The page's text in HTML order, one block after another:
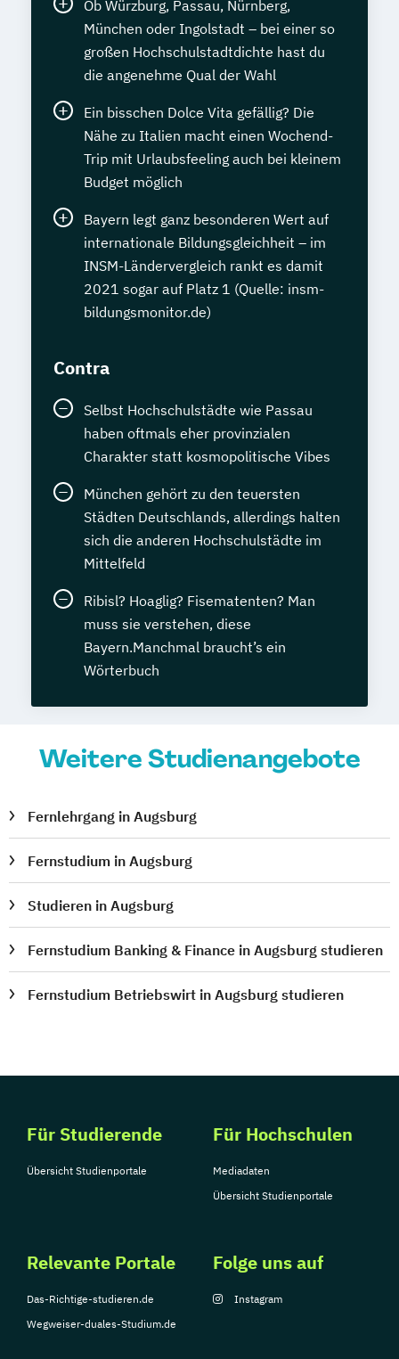
Veterinärakupunktur für Kleintiere und
Veterinärakupunktur für Pferde
Ob Würzburg, Passau, Nürnberg,
München oder Ingolstadt – bei einer so
großen Hochschulstadtdichte hast du
die angenehme Qual der Wahl
Ein bisschen Dolce Vita gefällig? Die
Nähe zu Italien macht einen Wochend-
Trip mit Urlaubsfeeling auch bei kleinem
Budget möglich
Bayern legt ganz besonderen Wert auf
internationale Bildungsgleichheit – im
INSM-Ländervergleich rankt es damit
2021 sogar auf Platz 1 (Quelle: insm-
bildungsmonitor.de)
Contra
Selbst Hochschulstädte wie Passau
haben oftmals eher provinzialen
Charakter statt kosmopolitische Vibes
München gehört zu den teuersten
Städten Deutschlands, allerdings halten
sich die anderen Hochschulstädte im
Mittelfeld
Ribisl? Hoaglig? Fisematenten? Man
muss sie verstehen, diese
Bayern.Manchmal braucht’s ein
Wörterbuch
Weitere Studienangebote
Fernlehrgang in Augsburg
Fernstudium in Augsburg
Studieren in Augsburg
Fernstudium Banking & Finance in Augsburg studieren
Fernstudium Betriebswirt in Augsburg studieren
Für Studierende
Übersicht Studienportale
Für Hochschulen
Mediadaten
Übersicht Studienportale
Relevante Portale
Das-Richtige-studieren.de
Wegweiser-duales-Studium.de
Folge uns auf
Instagram